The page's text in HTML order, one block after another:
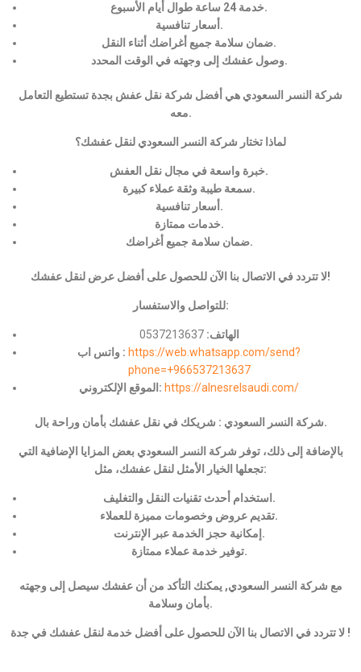
خدمة 24 ساعة طوال أيام الأسبوع.
أسعار تنافسية.
ضمان سلامة جميع أغراضك أثناء النقل.
وصول عفشك إلى وجهته في الوقت المحدد.
شركة النسر السعودي هي أفضل شركة نقل عفش بجدة تستطيع التعامل
معه.
لماذا تختار شركة النسر السعودي لنقل عفشك؟
خبرة واسعة في مجال نقل العفش.
سمعة طيبة وثقة عملاء كبيرة.
أسعار تنافسية.
خدمات ممتازة.
ضمان سلامة جميع أغراضك.
لا تتردد في الاتصال بنا الآن للحصول على أفضل عرض لنقل عفشك!
للتواصل والاستفسار:
الهاتف: 0537213637
واتس اب : https://web.whatsapp.com/send?
phone=+966537213637
الموقع الإلكتروني: https://alnesrelsaudi.com/
شركة النسر السعودي : شريكك في نقل عفشك بأمان وراحة بال.
بالإضافة إلى ذلك، توفر شركة النسر السعودي بعض المزايا الإضافية التي
تجعلها الخيار الأمثل لنقل عفشك، مثل:
استخدام أحدث تقنيات النقل والتغليف.
تقديم عروض وخصومات مميزة للعملاء.
إمكانية حجز الخدمة عبر الإنترنت.
توفير خدمة عملاء ممتازة.
مع شركة النسر السعودي, يمكنك التأكد من أن عفشك سيصل إلى وجهته
بأمان وسلامة.
لا تتردد في الاتصال بنا الآن للحصول على أفضل خدمة لنقل عفشك في جدة !